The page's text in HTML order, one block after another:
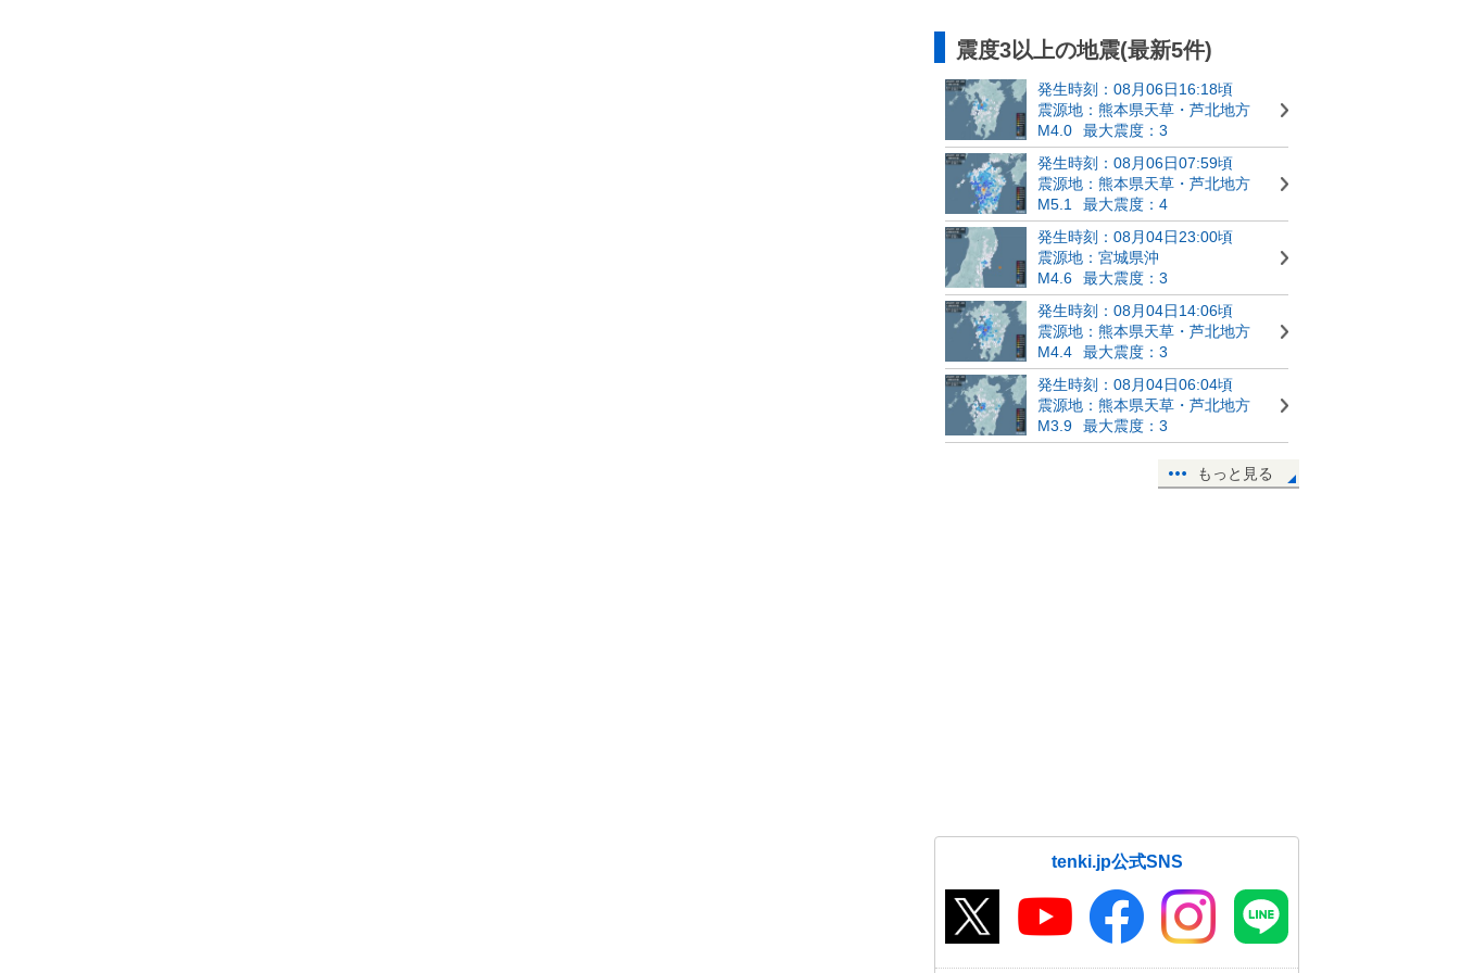
震度3以上の地震(最新5件)
発生時刻：08月06日16:18頃
震源地：熊本県天草・芦北地方
M4.0
最大震度：3
発生時刻：08月06日07:59頃
震源地：熊本県天草・芦北地方
M5.1
最大震度：4
発生時刻：08月04日23:00頃
震源地：宮城県沖
M4.6
最大震度：3
発生時刻：08月04日14:06頃
震源地：熊本県天草・芦北地方
M4.4
最大震度：3
発生時刻：08月04日06:04頃
震源地：熊本県天草・芦北地方
M3.9
最大震度：3
もっと見る
tenki.jp公式SNS